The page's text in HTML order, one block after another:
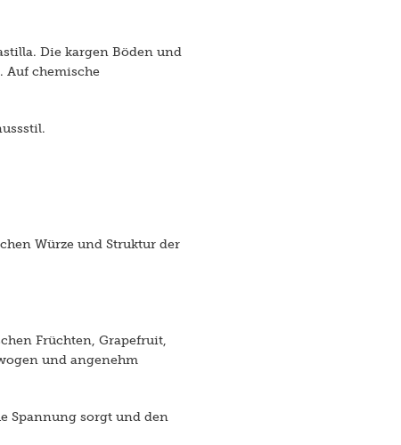
Die kargen Böden und
Auf chemische
Würze und Struktur der
Früchten, Grapefruit,
und angenehm
Spannung sorgt und den